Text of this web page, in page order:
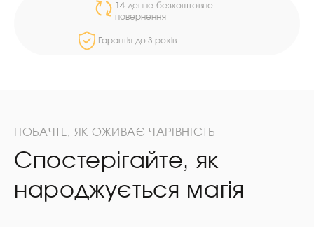
14-денне безкоштовне
повернення
Гарантія до 3 років
ПОБАЧТЕ, ЯК ОЖИВАЄ ЧАРІВНІСТЬ
Спостерігайте, як
народжується магія